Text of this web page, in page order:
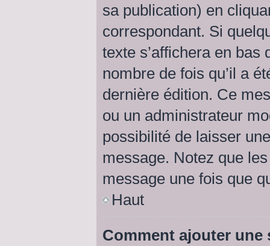
sa publication) en
correspondant. Si
texte s’affichera en bas
nombre de fois qu’il a
dernière édition. Ce
ou un administrateur
possibilité de laisser
message. Notez que
message une fois que
Haut
Comment ajouter une